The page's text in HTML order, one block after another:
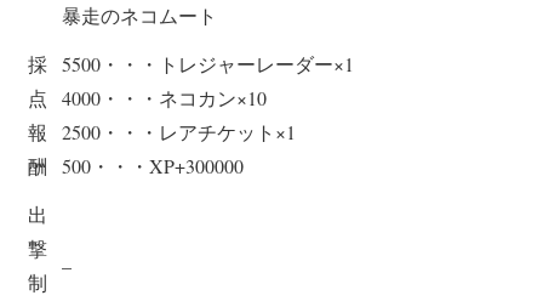
暴走のネコムート
採
点
報
酬
5500・・・トレジャーレーダー×1
4000・・・ネコカン×10
2500・・・レアチケット×1
500・・・XP+300000
出
撃
制
–